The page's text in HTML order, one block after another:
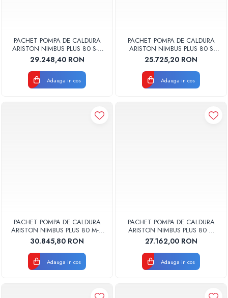
PACHET POMPA DE CALDURA
ARISTON NIMBUS PLUS 80 S-T
NET TRIFAZAT 3301889
29.248,40 RON
Adauga in cos
PACHET POMPA DE CALDURA
ARISTON NIMBUS PLUS 80 S
NET MONOFAZAT 3301888
25.725,20 RON
Adauga in cos
PACHET POMPA DE CALDURA
ARISTON NIMBUS PLUS 80 M-T
NET TRIFAZAT 3301860
30.845,80 RON
Adauga in cos
PACHET POMPA DE CALDURA
ARISTON NIMBUS PLUS 80 M
NET MONOFAZAT 3301848
27.162,00 RON
Adauga in cos